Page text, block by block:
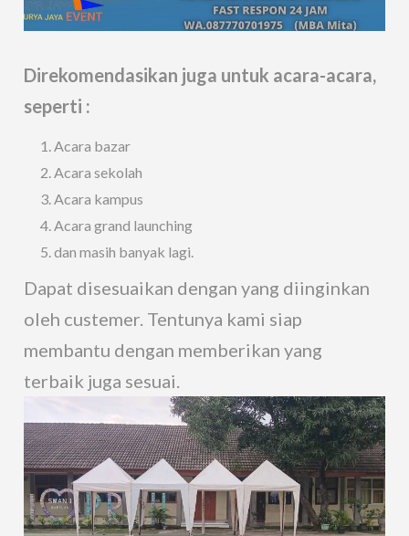
Direkomendasikan juga untuk acara-acara,
seperti :
Acara bazar
Acara sekolah
Acara kampus
Acara grand launching
dan masih banyak lagi.
Dapat disesuaikan dengan yang diinginkan
oleh custemer. Tentunya kami siap
membantu dengan memberikan yang
terbaik juga sesuai.